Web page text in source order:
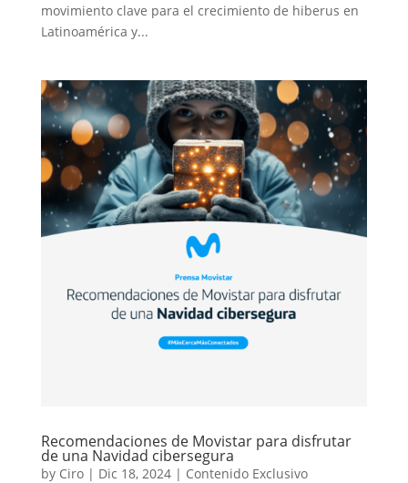
movimiento clave para el crecimiento de hiberus en
Latinoamérica y...
Recomendaciones de Movistar para disfrutar
de una Navidad cibersegura
by Ciro| Dic 18, 2024| Contenido Exclusivo